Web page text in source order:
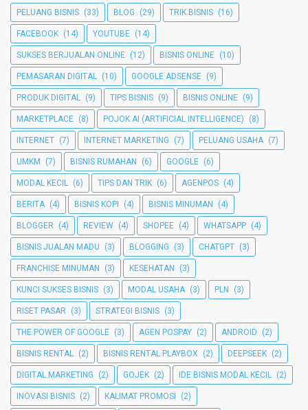
PELUANG BISNIS (33) BLOG (29) TRIK BISNIS (16)
FACEBOOK (14) YOUTUBE (14)
SUKSES BERJUALAN ONLINE (12) BISNIS ONLINE (10)
PEMASARAN DIGITAL (10) GOOGLE ADSENSE (9)
PRODUK DIGITAL (9) TIPS BISNIS (9) BISNIS ONLINE (9)
MARKETPLACE (8) POJOK AI (ARTIFICIAL INTELLIGENCE) (8)
INTERNET (7) INTERNET MARKETING (7) PELUANG USAHA (7)
UMKM (7) BISNIS RUMAHAN (6) GOOGLE (6)
MODAL KECIL (6) TIPS DAN TRIK (6) AGENPOS (4)
BERITA (4) BISNIS KOPI (4) BISNIS MINUMAN (4)
BLOGGER (4) REVIEW (4) SHOPEE (4) WHATSAPP (4)
BISNIS JUALAN MADU (3) BLOGGING (3) CHATGPT (3)
FRANCHISE MINUMAN (3) KESEHATAN (3)
KUNCI SUKSES BISNIS (3) MODAL USAHA (3) PLN (3)
RISET PASAR (3) STRATEGI BISNIS (3)
THE POWER OF GOOGLE (3) AGEN POSPAY (2) ANDROID (2)
BISNIS RENTAL (2) BISNIS RENTAL PLAYBOX (2) DEEPSEEK (2)
DIGITAL MARKETING (2) GOJEK (2) IDE BISNIS MODAL KECIL (2)
INOVASI BISNIS (2) KALIMAT PROMOSI (2)